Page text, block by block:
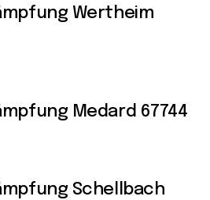
Wertheim
Medard 67744
Schellbach